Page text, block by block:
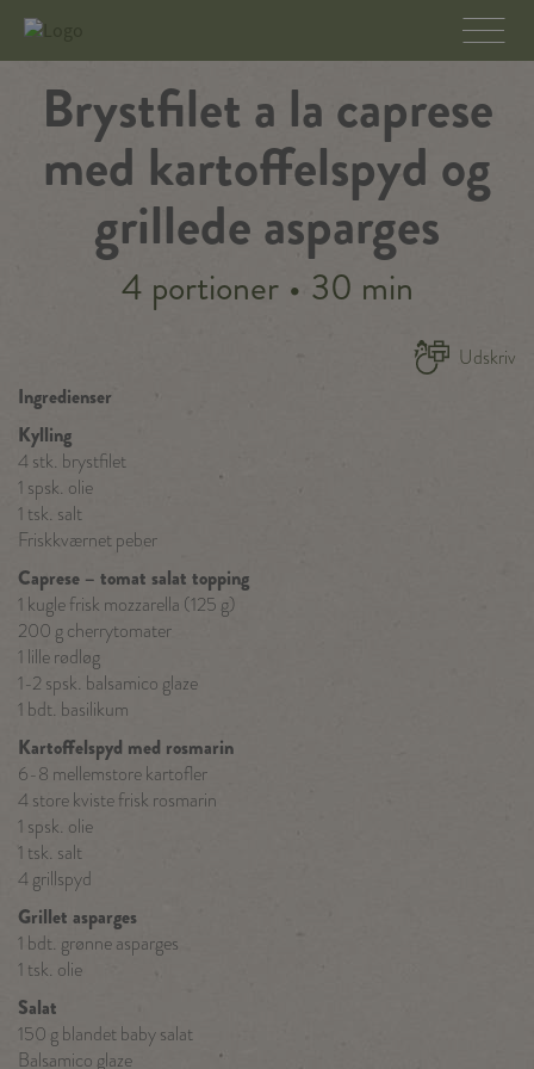
Brystfilet a la caprese
med kartoffelspyd og
grillede asparges
4 portioner • 30 min
Udskriv
Ingredienser
Kylling
4 stk. brystfilet
1 spsk. olie
1 tsk. salt
Friskkværnet peber
Caprese – tomat salat topping
1 kugle frisk mozzarella (125 g)
200 g cherrytomater
1 lille rødløg
1-2 spsk. balsamico glaze
1 bdt. basilikum
Kartoffelspyd med rosmarin
6-8 mellemstore kartofler
4 store kviste frisk rosmarin
1 spsk. olie
1 tsk. salt
4 grillspyd
Grillet asparges
1 bdt. grønne asparges
1 tsk. olie
Salat
150 g blandet baby salat
Balsamico glaze